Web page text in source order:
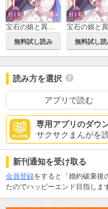
宝石の娘と異能の王子
無料試し読み 無料試し読
読み方を選択
アプリで読む
専用アプリのダウ
サクサクまんがを
新刊通知を受け取る
会員登録をすると「婚約破棄後
たのでハッピーエンド目指しま